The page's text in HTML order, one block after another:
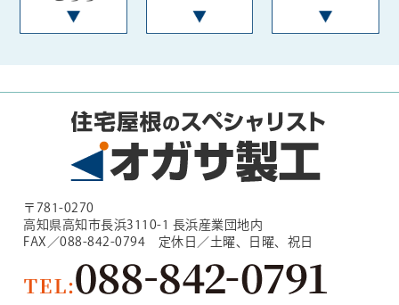
〒781-0270
高知県高知市長浜3110-1 長浜産業団地内
FAX／088-842-0794 定休日／土曜、日曜、祝日